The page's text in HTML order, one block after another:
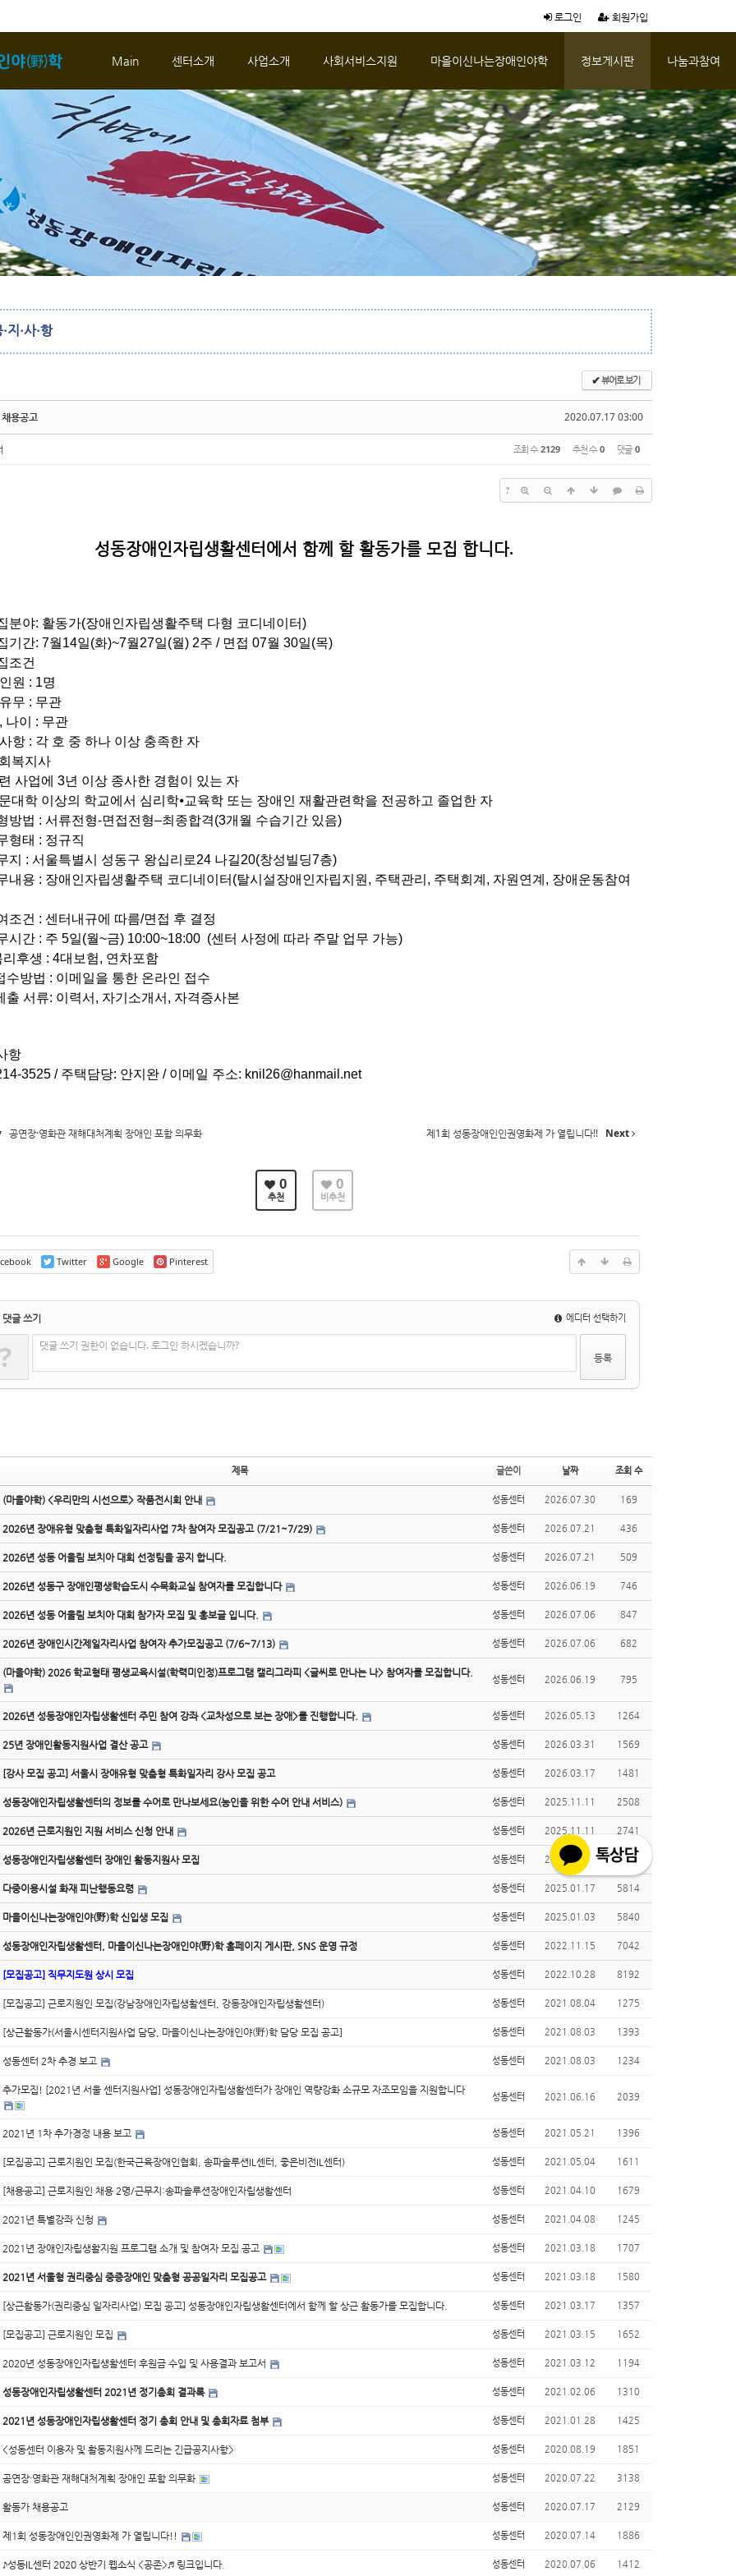
로그인 회원가입
Main 센터소개 사업소개 사회서비스지원 마을이신나는장애인야학 정보게시판 나눔과참여
지·사·항
✔뷰어로 보기
2020.07.17 03:00
용공고
조회 수 2129 추천 수 0 댓글 0
?
성동장애인자립생활센터에서 함께 할 활동가를 모집 합니다.
분야: 활동가(장애인자립생활주택 다형 코디네이터)
기간: 7월14일(화)~7월27일(월) 2주 / 면접 07월 30일(목)
조건
원 : 1명
무 : 무관
, 나이 : 무관
항 : 각 호 중 하나 이상 충족한 자
복지사
사업에 3년 이상 종사한 경험이 있는 자
대학 이상의 학교에서 심리학⦁교육학 또는 장애인 재활관련학을 전공하고 졸업한 자
방법 : 서류전형-면접전형–최종합격(3개월 수습기간 있음)
형태 : 정규직
지 : 서울특별시 성동구 왕십리로24 나길20(창성빌딩7층)
내용 : 장애인자립생활주택 코디네이터 (탈시설장애인자립지원, 주택관리, 주택회계, 자원연계, 장애운동참여
조건 : 센터내규에 따름/면접 후 결정
시간 : 주 5일(월~금) 10:00~18:00 (센터 사정에 따라 주말 업무 가능)
리후생 : 4대보험, 연차포함
수방법 : 이메일을 통한 온라인 접수
출 서류: 이력서 , 자기소개서 , 자격증사본
항
3525 / 주택담당: 안지완 / 이메일 주소: knil26@hanmail.net
공연장·영화관 재해대처계획 장애인 포함 의무화 제1회 성동장애인인권영화제 가 열립니다!! Next
0
추천
0
비추천
Twitter Google Pinterest
댓글 쓰기 에디터 선택하기
? 댓글 쓰기 권한이 없습니다. 로그인 하시겠습니까?
제목 글쓴이 날짜 조회 수
(마을야학) <우리만의 시선으로> 작품전시회 안내 성동센터 2026.07.30 169
2026년 장애유형 맞춤형 특화일자리사업 7차 참여자 모집공고 (7/21~7/29) 성동센터 2026.07.21 436
2026년 성동 어울림 보치아 대회 선정팀을 공지 합니다. 성동센터 2026.07.21 509
2026년 성동구 장애인평생학습도시 수묵화교실 참여자를 모집합니다 성동센터 2026.06.19 746
2026년 성동 어울림 보치아 대회 참가자 모집 및 홍보글 입니다. 성동센터 2026.07.06 847
2026년 장애인시간제일자리사업 참여자 추가모집공고 (7/6~7/13) 성동센터 2026.07.06 682
(마을야학) 2026 학교형태 평생교육시설(학력미인정)프로그램 캘리그라피 <글씨로 만나는 나> 참여자를 모집합니다.
성동센터 2026.06.19 795
2026년 성동장애인자립생활센터 주민 참여 강좌 <교차성으로 보는 장애>를 진행합니다. 성동센터 2026.05.13 1264
25년 장애인활동지원사업 결산 공고 성동센터 2026.03.31 1569
[강사 모집 공고] 서울시 장애유형 맞춤형 특화일자리 강사 모집 공고 성동센터 2026.03.17 1481
성동장애인자립생활센터의 정보를 수어로 만나보세요(농인을 위한 수어 안내 서비스) 성동센터 2025.11.11 2508
2026년 근로지원인 지원 서비스 신청 안내 성동센터 2025.11.11 2741
성동장애인자립생활센터 장애인 활동지원사 모집 성동센터 2025.08.20 2818
다중이용시설 화재 피난행동요령 성동센터 2025.01.17 5814
마을이신나는장애인야(野)학 신입생 모집 성동센터 2025.01.03 5840
성동장애인자립생활센터, 마을이신나는장애인야(野)학 홈페이지 게시판, SNS 운영 규정 성동센터 2022.11.15 7042
[모집공고] 직무지도원 상시 모집 성동센터 2022.10.28 8192
[모집공고] 근로지원인 모집(강남장애인자립생활센터, 강동장애인자립생활센터) 성동센터 2021.08.04 1275
[상근활동가(서울시센터지원사업 담당, 마을이신나는장애인야(野)학 담당 모집 공고] 성동센터 2021.08.03 1393
성동센터 2차 추경 보고 성동센터 2021.08.03 1234
추가모집! [2021년 서울 센터지원사업] 성동장애인자립생활센터가 장애인 역량강화 소규모 자조모임을 지원합니다
성동센터 2021.06.16 2039
2021년 1차 추가경정 내용 보고 성동센터 2021.05.21 1396
[모집공고] 근로지원인 모집(한국근육장애인협회, 송파솔루션IL센터, 좋은비전IL센터) 성동센터 2021.05.04 1611
[채용공고] 근로지원인 채용 2명/근무지:송파솔루션장애인자립생활센터 성동센터 2021.04.10 1679
2021년 특별강좌 신청 성동센터 2021.04.08 1245
2021년 장애인자립생활지원 프로그램 소개 및 참여자 모집 공고 성동센터 2021.03.18 1707
2021년 서울형 권리중심 중증장애인 맞춤형 공공일자리 모집공고 성동센터 2021.03.18 1580
[상근활동가(권리중심 일자리사업) 모집 공고] 성동장애인자립생활센터에서 함께 할 상근 활동가를 모집합니다. 성동센터 2021.03.17 1357
[모집공고] 근로지원인 모집 성동센터 2021.03.15 1652
2020년 성동장애인자립생활센터 후원금 수입 및 사용결과 보고서 성동센터 2021.03.12 1194
성동장애인자립생활센터 2021년 정기총회 결과록 성동센터 2021.02.06 1310
2021년 성동장애인자립생활센터 정기 총회 안내 및 총회자료 첨부 성동센터 2021.01.28 1425
<성동센터 이용자 및 활동지원사께 드리는 긴급공지사항> 성동센터 2020.08.19 1851
공연장·영화관 재해대처계획 장애인 포함 의무화 성동센터 2020.07.22 3138
활동가 채용공고 성동센터 2020.07.17 2129
제1회 성동장애인인권영화제 가 열립니다!! 성동센터 2020.07.14 1886
♪성동IL센터 2020 상반기 웹소식 <공존>♬ 링크입니다. 성동센터 2020.07.06 1412